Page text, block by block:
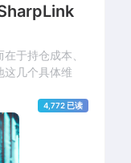
于持仓成本、
这几个具体维
4,772 已读